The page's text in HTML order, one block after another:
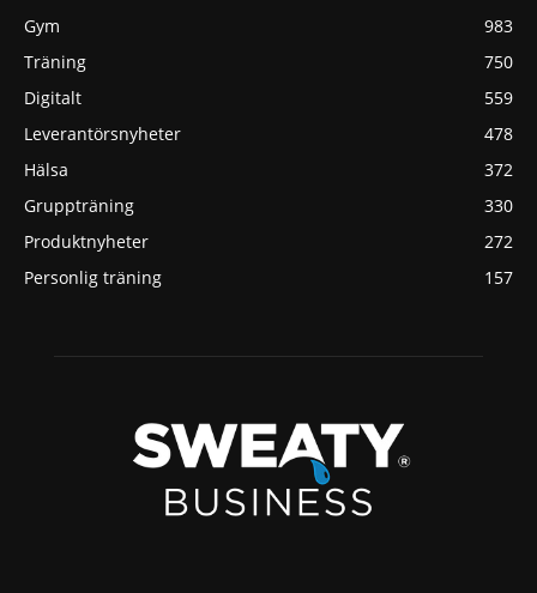
Gym
983
Träning
750
Digitalt
559
Leverantörsnyheter
478
Hälsa
372
Gruppträning
330
Produktnyheter
272
Personlig träning
157